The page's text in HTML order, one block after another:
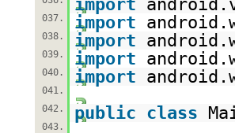
import
037. import
038. import
039. import
040. import
041.
042.
public class
043.